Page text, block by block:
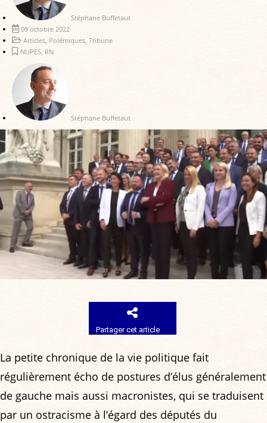
Stéphane Buffetaut
09 octobre 2022
Articles Polémiques Tribune
NUPES RN
Stéphane Buffetaut
Partager cet article
La petite chronique de la vie politique fait
régulièrement écho de postures d’élus généralement
de gauche mais aussi macronistes, qui se traduisent
par un ostracisme à l’égard des députés du